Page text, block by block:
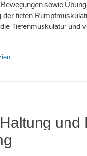
sowie
tiefen
die Tiefenmuskulatur
und